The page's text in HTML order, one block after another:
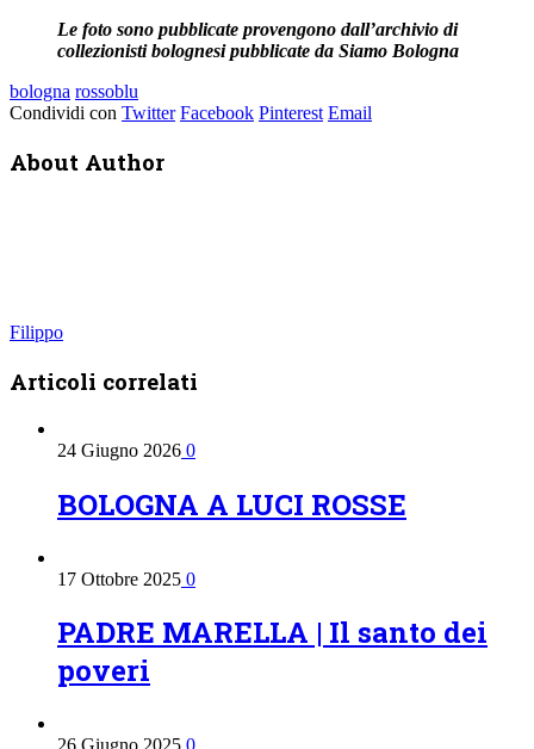
Le foto sono pubblicate provengono dall’archivio di
collezionisti bolognesi pubblicate da Siamo Bologna
bologna rossoblu
Condividi con Twitter Facebook Pinterest Email
About Author
Filippo
Articoli correlati
24 Giugno 2026 0
BOLOGNA A LUCI ROSSE
17 Ottobre 2025 0
PADRE MARELLA | Il santo dei
poveri